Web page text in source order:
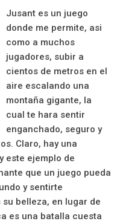
Jusant es un juego
donde me permite, asi
como a muchos
jugadores, subir a
cientos de metros en el
aire escalando una
montaña gigante, la
cual te hara sentir
enganchado, seguro y
Claro, hay una
este ejemplo de
que un juego pueda
y sentirte
belleza, en lugar de
es una batalla cuesta